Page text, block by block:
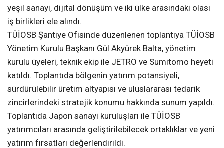
yeşil sanayi, dijital dönüşüm ve iki ülke arasındaki olası
iş birlikleri ele alındı.
TÜİOSB Şantiye Ofisinde düzenlenen toplantıya TÜİOSB
Yönetim Kurulu Başkanı Gül Akyürek Balta, yönetim
kurulu üyeleri, teknik ekip ile JETRO ve Sumitomo heyeti
katıldı. Toplantıda bölgenin yatırım potansiyeli,
sürdürülebilir üretim altyapısı ve uluslararası tedarik
zincirlerindeki stratejik konumu hakkında sunum yapıldı.
Toplantıda Japon sanayi kuruluşları ile TÜİOSB
yatırımcıları arasında geliştirilebilecek ortaklıklar ve yeni
yatırım fırsatları değerlendirildi.